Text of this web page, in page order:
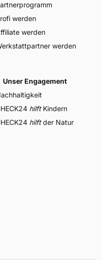
werden
werden
werden
Unser Engagement
hilftKindern
hilftder Natur